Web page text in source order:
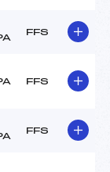
FFS
FFS
FFS